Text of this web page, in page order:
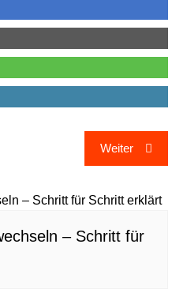
Weiter
– Schritt für